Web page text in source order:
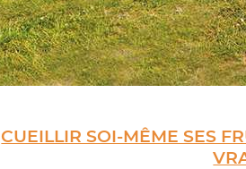
CUEILLIR SOI-MÊME SES